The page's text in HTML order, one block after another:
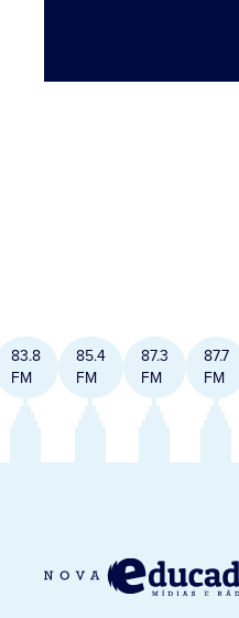
83.8
FM
85.4
FM
87.3
FM
87.7
FM